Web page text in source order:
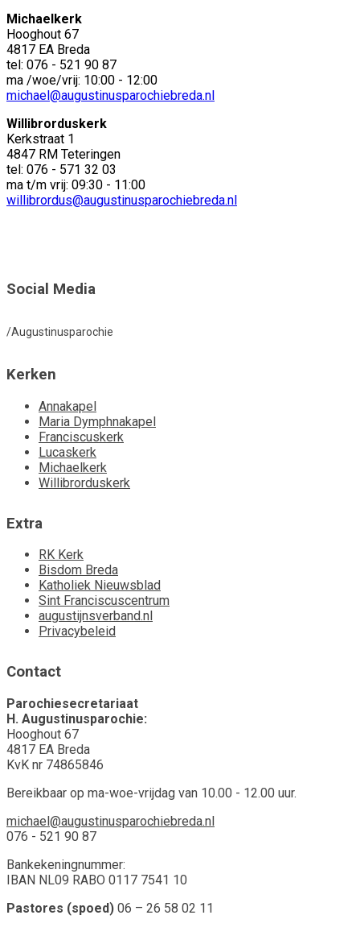
Michaelkerk
Hooghout 67
4817 EA Breda
tel: 076 - 521 90 87
ma /woe/vrij: 10:00 - 12:00
michael@augustinusparochiebreda.nl
Willibrorduskerk
Kerkstraat 1
4847 RM Teteringen
tel: 076 - 571 32 03
ma t/m vrij: 09:30 - 11:00
willibrordus@augustinusparochiebreda.nl
Social Media
/Augustinusparochie
Kerken
Annakapel
Maria Dymphnakapel
Franciscuskerk
Lucaskerk
Michaelkerk
Willibrorduskerk
Extra
RK Kerk
Bisdom Breda
Katholiek Nieuwsblad
Sint Franciscuscentrum
augustijnsverband.nl
Privacybeleid
Contact
Parochiesecretariaat
H. Augustinusparochie:
Hooghout 67
4817 EA Breda
KvK nr 74865846
Bereikbaar op ma-woe-vrijdag van 10.00 - 12.00 uur.
michael@augustinusparochiebreda.nl
076 - 521 90 87
Bankekeningnummer:
IBAN NL09 RABO 0117 7541 10
Pastores (spoed) 06 – 26 58 02 11